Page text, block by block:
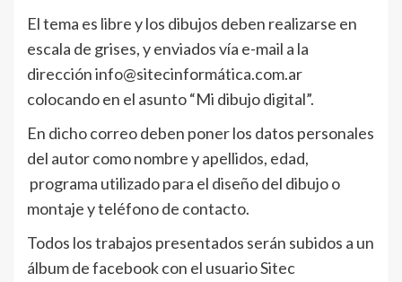
El tema es libre y los dibujos deben realizarse en
escala de grises, y enviados vía e-mail a la
dirección info@sitecinformática.com.ar
colocando en el asunto “Mi dibujo digital”.
En dicho correo deben poner los datos personales
del autor como nombre y apellidos, edad,
programa utilizado para el diseño del dibujo o
montaje y teléfono de contacto.
Todos los trabajos presentados serán subidos a un
álbum de facebook con el usuario Sitec